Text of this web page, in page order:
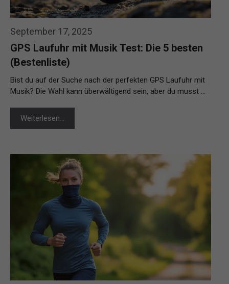
September 17, 2025
GPS Laufuhr mit Musik Test: Die 5 besten
(Bestenliste)
Bist du auf der Suche nach der perfekten GPS Laufuhr mit
Musik? Die Wahl kann überwältigend sein, aber du musst …
Weiterlesen…